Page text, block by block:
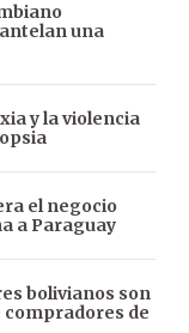
una
y la violencia
el negocio
a Paraguay
bolivianos son
de